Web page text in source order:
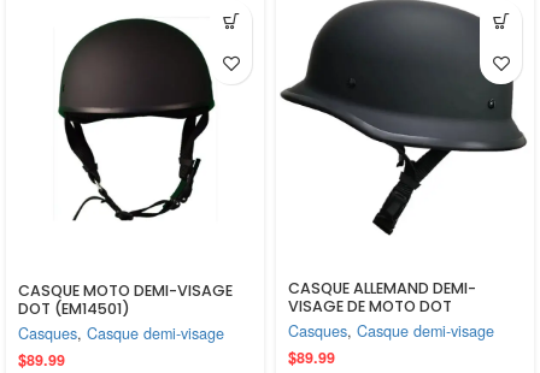
CASQUE MOTO DEMI-VISAGE
DOT (EM14501)
Casques, Casque demi-visage
$89.99
CASQUE ALLEMAND DEMI-
VISAGE DE MOTO DOT
(EM14501-2)
Casques, Casque demi-visage
$89.99